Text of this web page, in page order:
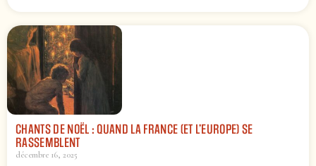
CHANTS DE NOËL : QUAND LA FRANCE (ET L’EUROPE) SE
RASSEMBLENT
décembre 16, 2025